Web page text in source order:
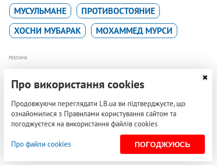
МУСУЛЬМАНЕ
ПРОТИВОСТОЯНИЕ
ХОСНИ МУБАРАК
МОХАММЕД МУРСИ
РЕКЛАМА
Про використання cookies
Продовжуючи переглядати LB.ua ви підтверджуєте, що
ознайомилися з Правилами користування сайтом та
погоджуєтеся на використання файлів cookies
Про файли cookies ПОГОДЖУЮСЬ